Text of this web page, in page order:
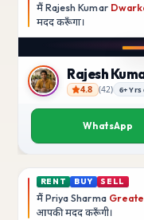
मैं Rajesh Kumar
मददकरूँगा।
Rajesh Kumar
Rajesh
4.8 (42) 6+
WhatsApp
RENT BUY SELL
मैं Priya Sharma
आपकी मददकरूँगी।